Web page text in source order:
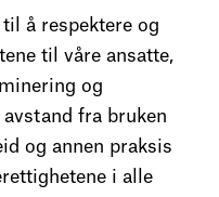
å respektere og
til våre ansatte,
og
fra bruken
og annen praksis
i alle